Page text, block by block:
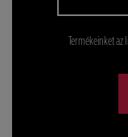
Termékeinket